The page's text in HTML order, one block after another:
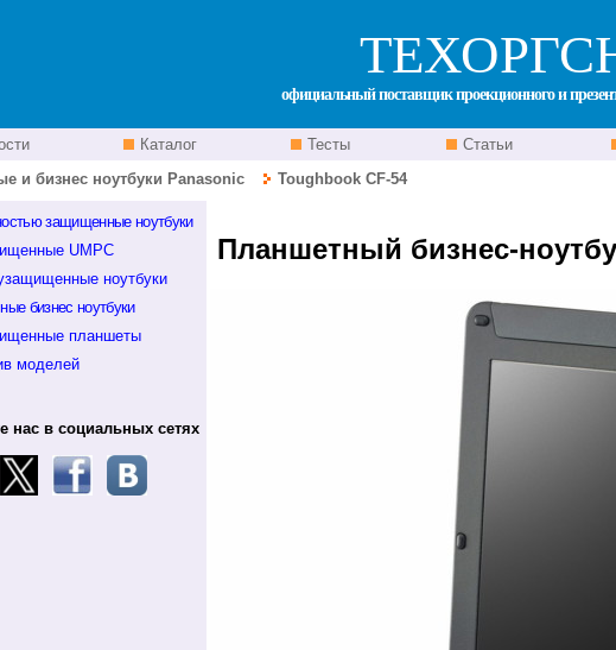
официальный поставщик проекционного и
Каталог Тесты Статьи
и бизнес ноутбуки Panasonic Toughbook CF-54
Планшетный бизнес-
защищенные ноутбуки
UMPC
ноутбуки
бизнес ноутбуки
планшеты
моделей
нас в социальных сетях